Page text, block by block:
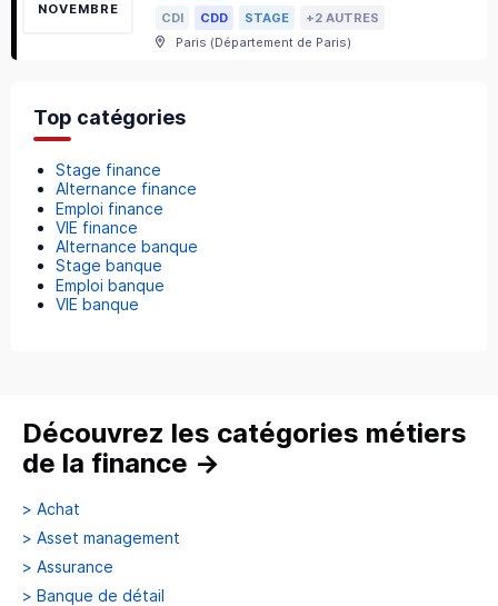
NOVEMBRE
CDI
CDD STAGE
+2 AUTRES
Paris (Département de Paris)
Top catégories
Stage finance
Alternance finance
Emploi finance
VIE finance
Alternance banque
Stage banque
Emploi banque
VIE banque
Découvrez les catégories métiers
de la finance →
> Achat
> Asset management
> Assurance
> Banque de détail